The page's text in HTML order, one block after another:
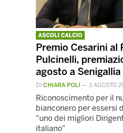
ASCOLI CALCIO
Premio Cesarini al
Pulcinelli,
agosto a Senigallia
DI CHIARA POLI — 3 AGOSTO
Riconoscimento per il
bianconero per essersi
"uno dei migliori
italiano"